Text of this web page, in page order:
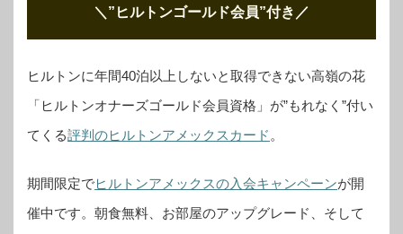
＼”ヒルトンゴールド会員”付き ／
ヒルトンに年間40泊以上しないと取得できない高嶺の花
「ヒルトンオナーズゴールド会員資格」が”もれなく”付い
てくる評判のヒルトンアメックスカード 。
期間限定でヒルトンアメックスの入会キャンペーンが開
催中です。 朝食無料、お部屋のアップグレード、そして